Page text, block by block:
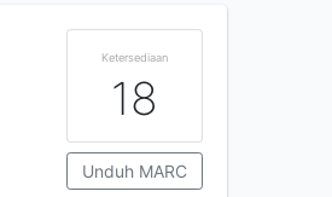
Ketersediaan
18
Unduh MARC